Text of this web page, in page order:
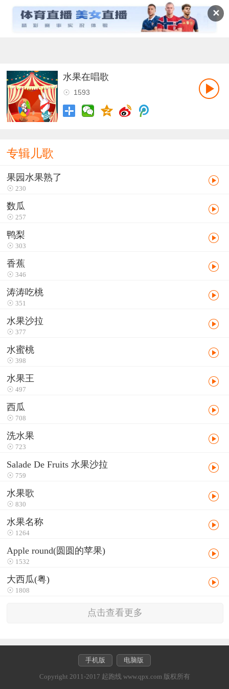
✕
水果在唱歌
1593
专辑儿歌
果园水果熟了
230
数瓜
257
鸭梨
303
香蕉
346
涛涛吃桃
351
水果沙拉
377
水蜜桃
398
水果王
497
西瓜
708
洗水果
723
Salade De Fruits 水果沙拉
759
水果歌
830
水果名称
1264
Apple round(圆圆的苹果)
1532
大西瓜(粤)
1808
点击查看更多
手机版 电脑版
Copyright 2011-2017 起跑线 www.qpx.com 版权所有